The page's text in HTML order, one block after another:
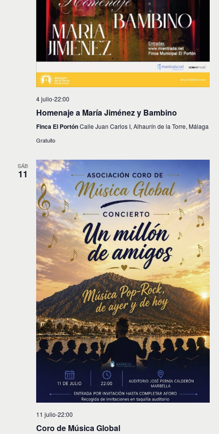
4 julio-22:00
Homenaje a María Jiménez y Bambino
Finca El PortónCalle Juan Carlos I, Alhaurín de la Torre, Málaga
Gratuito
SÁB
11
11 julio-22:00
Coro de Música Global